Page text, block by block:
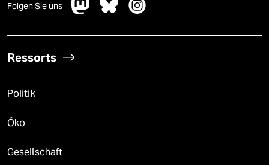
Folgen Sie uns
Ressorts
Politik
Öko
Gesellschaft